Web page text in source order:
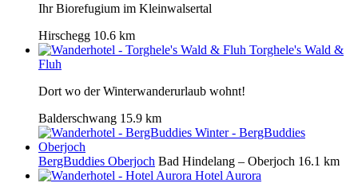
Ihr Biorefugium im Kleinwalsertal
Hirschegg 10.6 km
Torghele's Wald &
Fluh
Dort wo der Winterwanderurlaub wohnt!
Balderschwang 15.9 km
BergBuddies Oberjoch Bad Hindelang – Oberjoch 16.1 km
Hotel Aurora